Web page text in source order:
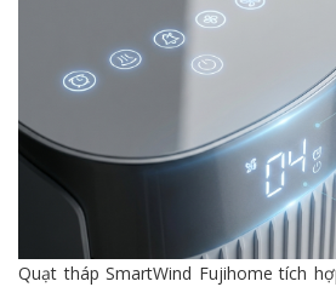
Quạt tháp SmartWind Fujihome tích